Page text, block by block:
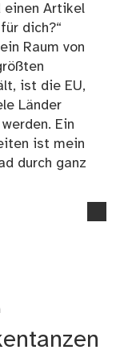
einen Artikel
dich?“
Raum von
ist die EU,
Länder
Ein
ist mein
durch ganz